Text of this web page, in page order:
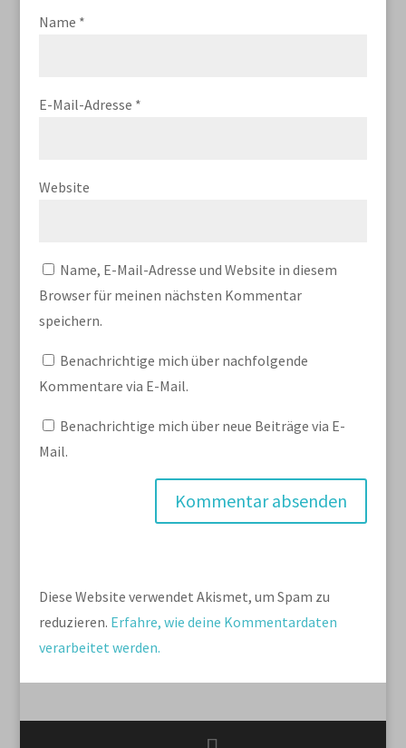
Name *
E-Mail-Adresse *
Website
Name, E-Mail-Adresse und Website in diesem
Browser für meinen nächsten Kommentar
speichern.
Benachrichtige mich über nachfolgende
Kommentare via E-Mail.
Benachrichtige mich über neue Beiträge via E-
Mail.
Diese Website verwendet Akismet, um Spam zu
reduzieren. Erfahre, wie deine Kommentardaten
verarbeitet werden.